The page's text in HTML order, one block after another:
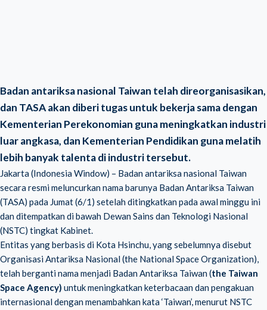
Badan antariksa nasional Taiwan telah direorganisasikan,
dan TASA akan diberi tugas untuk bekerja sama dengan
Kementerian Perekonomian guna meningkatkan industri
luar angkasa, dan Kementerian Pendidikan guna melatih
lebih banyak talenta di industri tersebut.
Jakarta (Indonesia Window) – Badan antariksa nasional Taiwan
secara resmi meluncurkan nama barunya Badan Antariksa Taiwan
(TASA) pada Jumat (6/1) setelah ditingkatkan pada awal minggu ini
dan ditempatkan di bawah Dewan Sains dan Teknologi Nasional
(NSTC) tingkat Kabinet.
Entitas yang berbasis di Kota Hsinchu, yang sebelumnya disebut
Organisasi Antariksa Nasional (the National Space Organization),
telah berganti nama menjadi Badan Antariksa Taiwan (the Taiwan
Space Agency) untuk meningkatkan keterbacaan dan pengakuan
internasional dengan menambahkan kata ‘Taiwan’, menurut NSTC